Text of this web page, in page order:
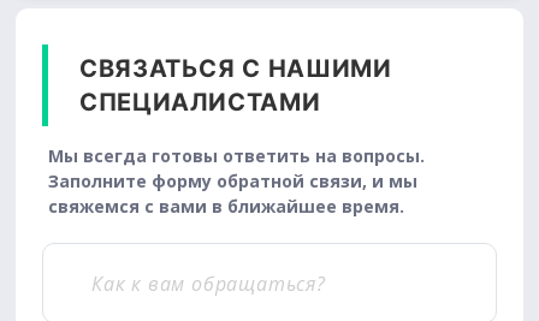
СВЯЗАТЬСЯ С НАШИМИ
СПЕЦИАЛИСТАМИ
Мы всегда готовы ответить на вопросы.
Заполните форму обратной связи, и мы
свяжемся с вами в ближайшее время.